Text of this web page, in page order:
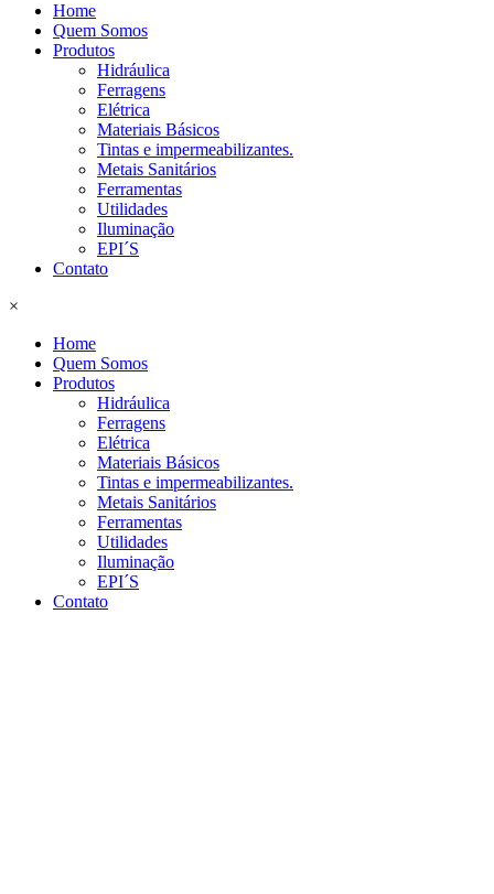
Home
Quem Somos
Produtos
Hidráulica
Ferragens
Elétrica
Materiais Básicos
Tintas e impermeabilizantes.
Metais Sanitários
Ferramentas
Utilidades
Iluminação
EPI´S
Contato
×
Home
Quem Somos
Produtos
Hidráulica
Ferragens
Elétrica
Materiais Básicos
Tintas e impermeabilizantes.
Metais Sanitários
Ferramentas
Utilidades
Iluminação
EPI´S
Contato